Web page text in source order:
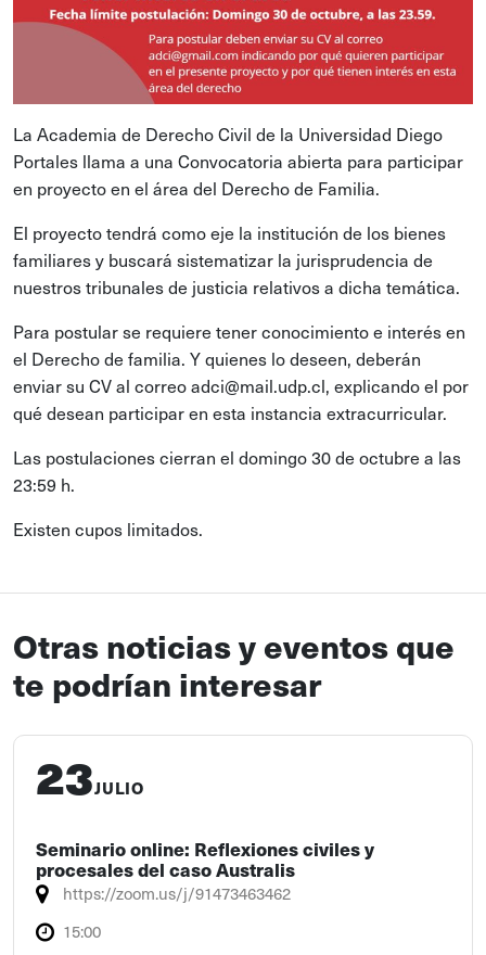
La Academia de Derecho Civil de la Universidad Diego
Portales llama a una Convocatoria abierta para participar
en proyecto en el área del Derecho de Familia.
El proyecto tendrá como eje la institución de los bienes
familiares y buscará sistematizar la jurisprudencia de
nuestros tribunales de justicia relativos a dicha temática.
Para postular se requiere tener conocimiento e interés en
el Derecho de familia. Y quienes lo deseen, deberán
enviar su CV al correoadci@mail.udp.cl, explicando el por
qué desean participar en esta instancia extracurricular.
Las postulaciones cierran el domingo 30 de octubre a las
23:59 h.
Existen cupos limitados.
Otras noticias y eventos que
te podrían interesar
23JULIO
Seminario online: Reflexiones civiles y
procesales del caso Australis
https://zoom.us/j/91473463462
15:00